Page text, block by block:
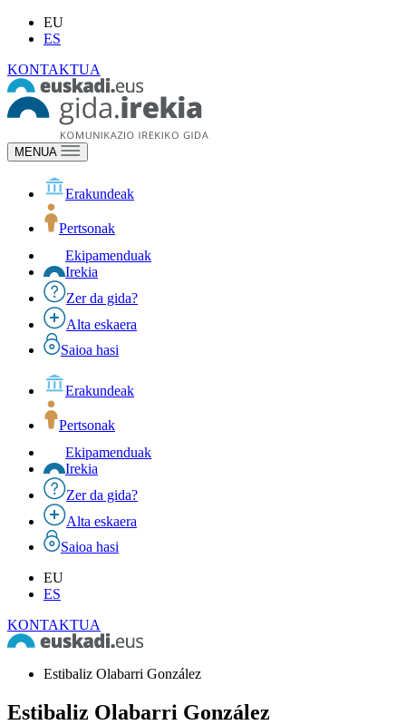
EU
ES
KONTAKTUA
MENUA
Erakundeak
Pertsonak
Ekipamenduak
Irekia
Zer da gida?
Alta eskaera
Saioa hasi
Erakundeak
Pertsonak
Ekipamenduak
Irekia
Zer da gida?
Alta eskaera
Saioa hasi
EU
ES
KONTAKTUA
Estibaliz Olabarri González
Estibaliz Olabarri González